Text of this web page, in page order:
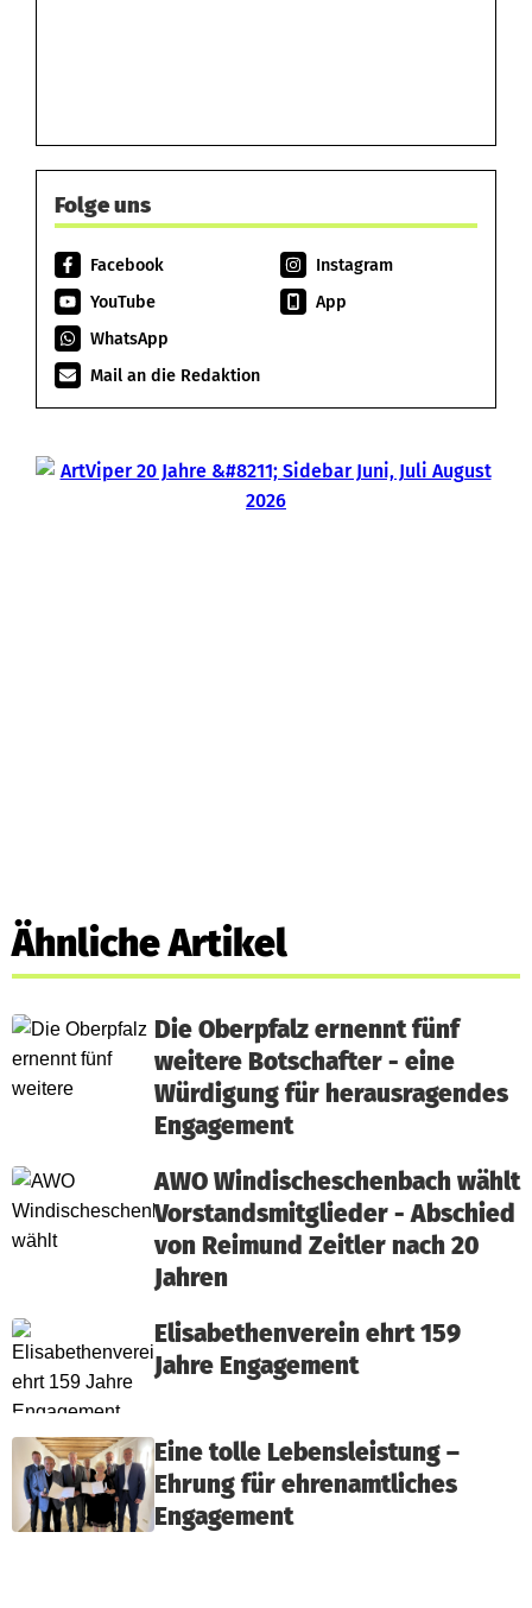
Folge uns
Facebook
Instagram
YouTube
App
WhatsApp
Mail an die Redaktion
Ähnliche Artikel
Die Oberpfalz ernennt fünf
weitere Botschafter - eine
Würdigung für herausragendes
Engagement
AWO Windischeschenbach wählt
Vorstandsmitglieder - Abschied
von Reimund Zeitler nach 20
Jahren
Elisabethenverein ehrt 159
Jahre Engagement
Eine tolle Lebensleistung –
Ehrung für ehrenamtliches
Engagement